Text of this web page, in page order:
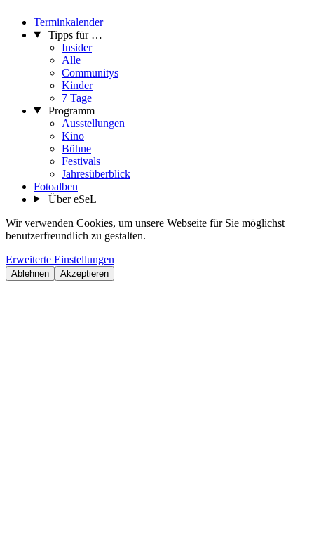
Terminkalender
Tipps für …
Insider
Alle
Communitys
Kinder
7 Tage
Programm
Ausstellungen
Kino
Bühne
Festivals
Jahresüberblick
Fotoalben
Über eSeL
Wir verwenden Cookies, um unsere Webseite für Sie möglichst
benutzerfreundlich zu gestalten.
Erweiterte Einstellungen
Ablehnen Akzeptieren